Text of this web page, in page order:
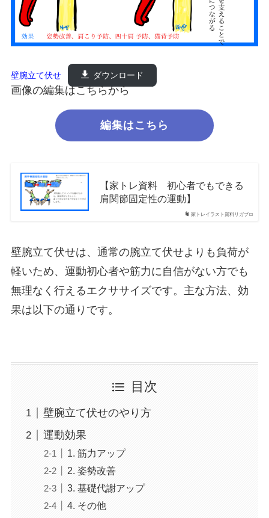
壁腕立て伏せ ダウンロード
画像の編集はこちらから
編集はこちら
家トレイラスト資料リガブロ
【家トレ資料 初心者でもできる
肩関節固定性の運動】
壁腕立て伏せは、通常の腕立て伏せよりも負荷が
軽いため、運動初心者や筋力に自信がない方でも
無理なく行えるエクササイズです。主な方法、効
果は以下の通りです。
目次
壁腕立て伏せのやり方
運動効果
1. 筋力アップ
2. 姿勢改善
3. 基礎代謝アップ
4. その他